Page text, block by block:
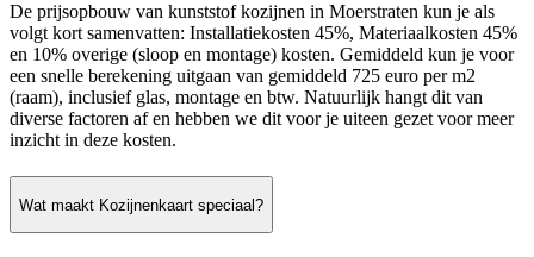
De prijsopbouw van kunststof kozijnen in Moerstraten kun je als
volgt kort samenvatten: Installatiekosten 45%, Materiaalkosten 45%
en 10% overige (sloop en montage) kosten. Gemiddeld kun je voor
een snelle berekening uitgaan van gemiddeld 725 euro per m2
(raam), inclusief glas, montage en btw. Natuurlijk hangt dit van
diverse factoren af en hebben we dit voor je uiteen gezet voor meer
inzicht in deze kosten.
Wat maakt Kozijnenkaart speciaal?